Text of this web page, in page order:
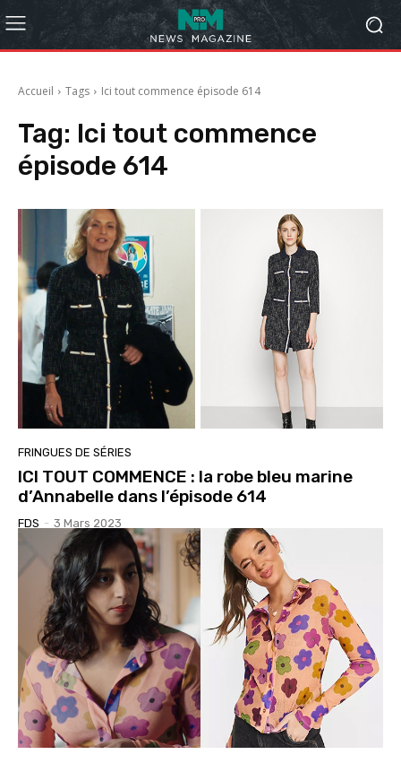
Accueil Tags Ici tout commence épisode 614
Tag: Ici tout commence
épisode 614
FRINGUES DE SÉRIES
ICI TOUT COMMENCE : la robe bleu marine
d’Annabelle dans l’épisode 614
FDS - 3 Mars 2023